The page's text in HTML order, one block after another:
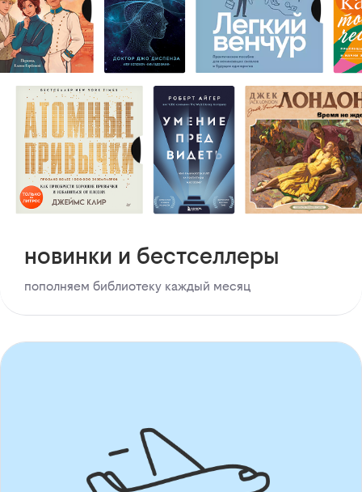
новинки и бестселлеры
пополняем библиотеку каждый месяц